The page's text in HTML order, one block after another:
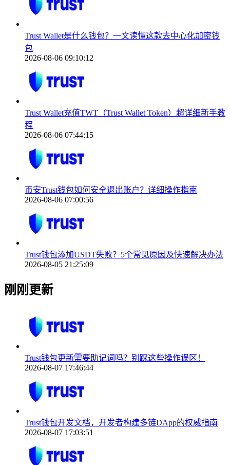
Trust Wallet是什么钱包？一文读懂这款去中心化加密钱
包
2026-08-06 09:10:12
Trust Wallet充值TWT（Trust Wallet Token）超详细新手教
程
2026-08-06 07:44:15
币安Trust钱包如何安全退出账户？详细操作指南
2026-08-06 07:00:56
Trust钱包添加USDT失败？5个常见原因及快速解决办法
2026-08-05 21:25:09
刚刚更新
Trust钱包更新需要助记词吗？别踩这些操作误区！
2026-08-07 17:46:44
Trust钱包开发文档，开发者构建多链DApp的权威指南
2026-08-07 17:03:51